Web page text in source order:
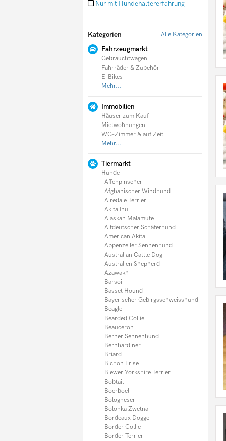
Doodle
English Setter
Entlebucher Sennenhund
Fila Brasileiro
Flat Coated Retriever
Foxterrier
Französische Bulldogge
Germanischer Bärenhund
Goldendoodle
Golden Retriever
Gordon Setter
Greyhound
Groenendael
Holländischer Schäferhund
Hovawart
Irischer Wolfshund
Irish Setter
Irish Soft Coated Wheaten Terrier
Irish Terrier
Italienisches Windspiel
Jack Russel Terrier
Kangal
Kaukasischer Owtscharka
Kleiner Münsterländer
Königspudel
Komondor
Kooikerhondje
Kromfohrländer
Kuvasz
Labradoodle
Labrador
Landseer
Leonberger
Lhasa Apso
Magyar Vizsla
Malinois (Belgischer Schäferhund)
Malteser
Maltipoo
Mastiff
Mastino Napoletano
Mini Bullterrier
Mittelschnauzer
Mischlingshunde
Nur mit Hundehaltererfahrung
Kategorien Alle Kategorien
Fahrzeugmarkt
Gebrauchtwagen
Fahrräder & Zubehör
E-Bikes
Mehr...
Immobilien
Häuser zum Kauf
Mietwohnungen
WG-Zimmer & auf Zeit
Mehr...
Tiermarkt
Hunde
Affenpinscher
Afghanischer Windhund
Airedale Terrier
Akita Inu
Alaskan Malamute
Altdeutscher Schäferhund
American Akita
Appenzeller Sennenhund
Australian Cattle Dog
Australien Shepherd
Azawakh
Barsoi
Basset Hound
Bayerischer Gebirgsschweisshund
Beagle
Bearded Collie
Beauceron
Berner Sennenhund
Bernhardiner
Briard
Bichon Frise
Biewer Yorkshire Terrier
Bobtail
Boerboel
Bologneser
Bolonka Zwetna
Bordeaux Dogge
Border Collie
Border Terrier